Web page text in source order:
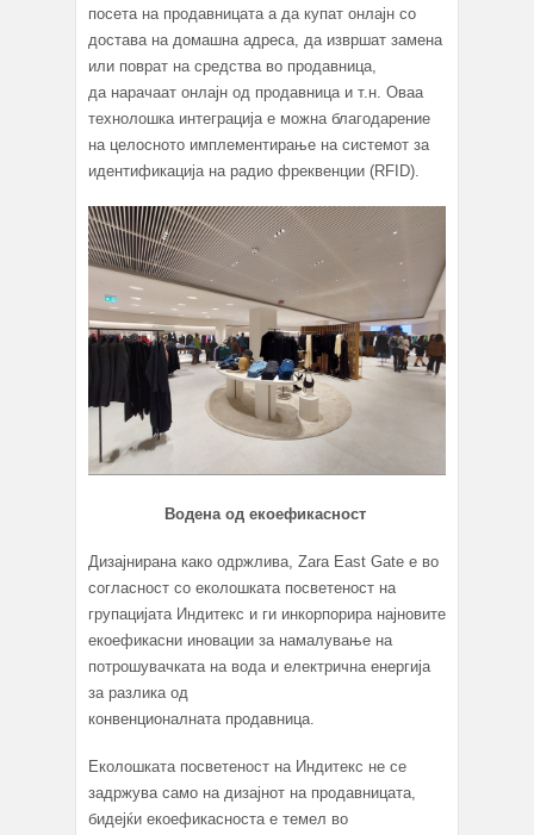
посета на продавницата а да купат онлајн со
достава на домашна адреса, да извршат замена
или поврат на средства во продавница,
да нарачаат онлајн од продавница и т.н. Оваа
технолошка интеграција е можна благодарение
на целосното имплементирање на системот за
идентификација на радио фреквенции (RFID).
Водена од екоефикасност
Дизајнирана како одржлива, Zara East Gate е во
согласност со еколошката посветеност на
групацијата Индитекс и ги инкорпорира најновите
екоефикасни иновации за намалување на
потрошувачката на вода и електрична енергија
за разлика од
конвенционалната продавница.
Еколошката посветеност на Индитекс не се
задржува само на дизајнот на продавницата,
бидејќи екоефикасноста е темел во